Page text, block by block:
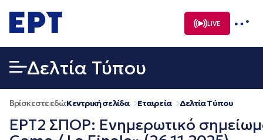
σε
περιεχόμενο
LIVE
Δελτία Τύπου
Βρίσκεστε εδώ:Κεντρική σελίδα Εταιρεία Δελτία Τύπου
ΕΡΤ2 ΣΠΟΡ: Ενημερωτικό